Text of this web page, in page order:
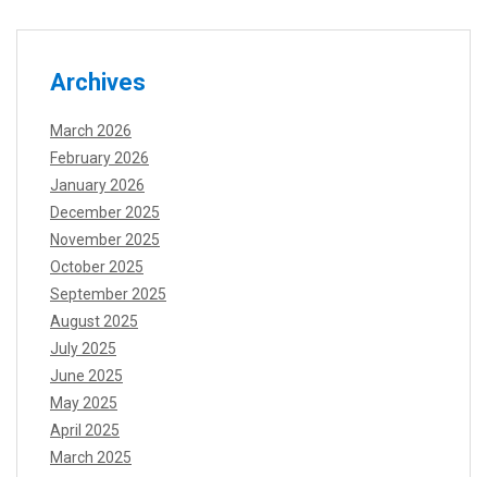
Archives
March 2026
February 2026
January 2026
December 2025
November 2025
October 2025
September 2025
August 2025
July 2025
June 2025
May 2025
April 2025
March 2025